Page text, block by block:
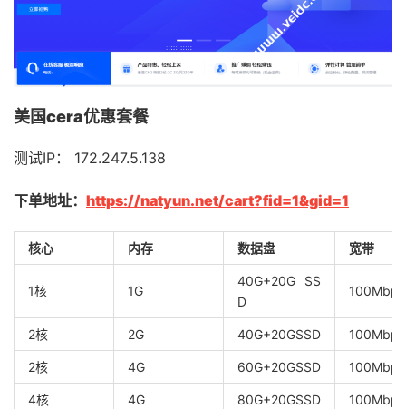
美国cera优惠套餐
测试IP： 172.247.5.138
下单地址： https://natyun.net/cart?fid=1&gid=1
核心 内存 数据盘 宽带
1核 1G
40G+20G SS
D
100Mbps
2核 2G 40G+20GSSD 100Mbps
2核 4G 60G+20GSSD 100Mbps
4核 4G 80G+20GSSD 100Mbps